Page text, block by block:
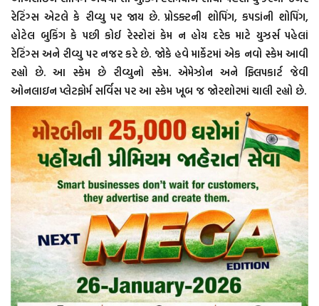
રેટિંગ્સ એટલે કે રીવ્યુ પર જાય છે. પ્રોડક્ટની શોપિંગ, કપડાંની શોપિંગ,
હોટેલ બુકિંગ કે પછી કોઈ રેસ્ટોરાં કેમ ન હોય દરેક માટે યુઝર્સ પહેલાં
રેટિંગ્સ અને રીવ્યુ પર નજર કરે છે. જોકે હવે માર્કેટમાં એક નવો સ્કેમ આવી
રહ્યો છે. આ સ્કેમ છે રીવ્યુનો સ્કેમ. એમેઝોન અને ફ્લિપકાર્ટ જેવી
ઓનલાઇન પ્લેટફોર્મ સર્વિસ પર આ સ્કેમ ખૂબ જ જોરશોરમાં ચાલી રહ્યો છે.